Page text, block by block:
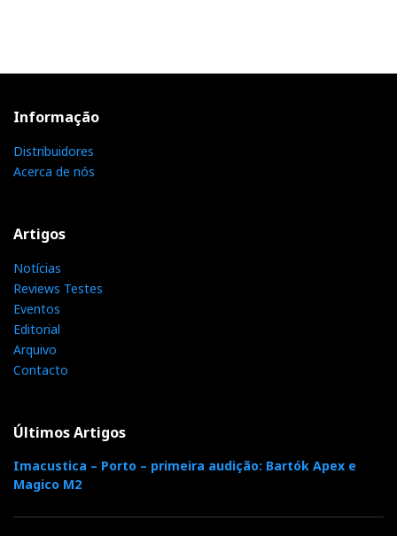
Informação
Distribuidores
Acerca de nós
Artigos
Notícias
Reviews Testes
Eventos
Editorial
Arquivo
Contacto
Últimos Artigos
Imacustica – Porto – primeira audição: Bartók Apex e
Magico M2